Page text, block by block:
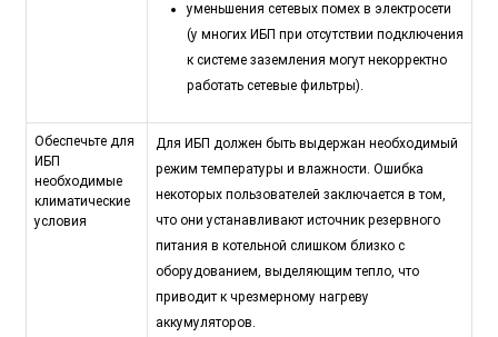
уменьшения сетевых помех в электросети
(у многих ИБП при отсутствии подключения
к системе заземления могут некорректно
работать сетевые фильтры).
Обеспечьте для
ИБП
необходимые
климатические
условия
Для ИБП должен быть выдержан необходимый
режим температуры и влажности. Ошибка
некоторых пользователей заключается в том,
что они устанавливают источник резервного
питания в котельной слишком близко с
оборудованием, выделяющим тепло, что
приводит к чрезмерному нагреву
аккумуляторов.